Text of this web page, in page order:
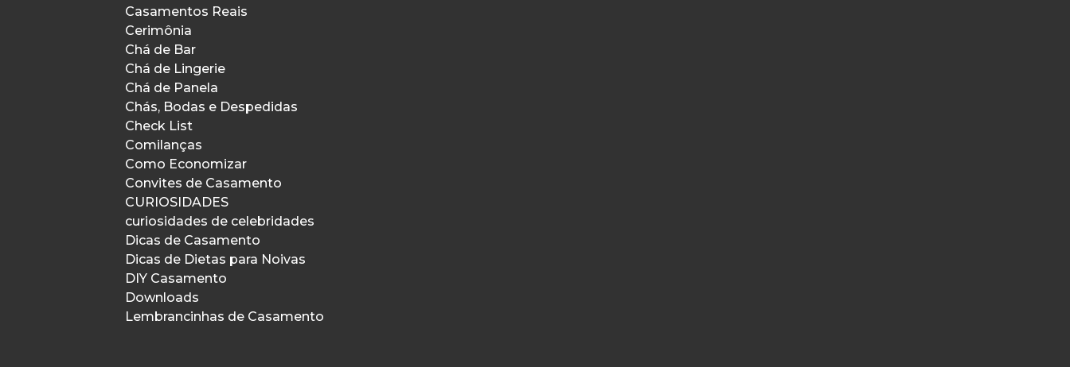
Casamentos Reais
Cerimônia
Chá de Bar
Chá de Lingerie
Chá de Panela
Chás, Bodas e Despedidas
Check List
Comilanças
Como Economizar
Convites de Casamento
CURIOSIDADES
curiosidades de celebridades
Dicas de Casamento
Dicas de Dietas para Noivas
DIY Casamento
Downloads
Lembrancinhas de Casamento